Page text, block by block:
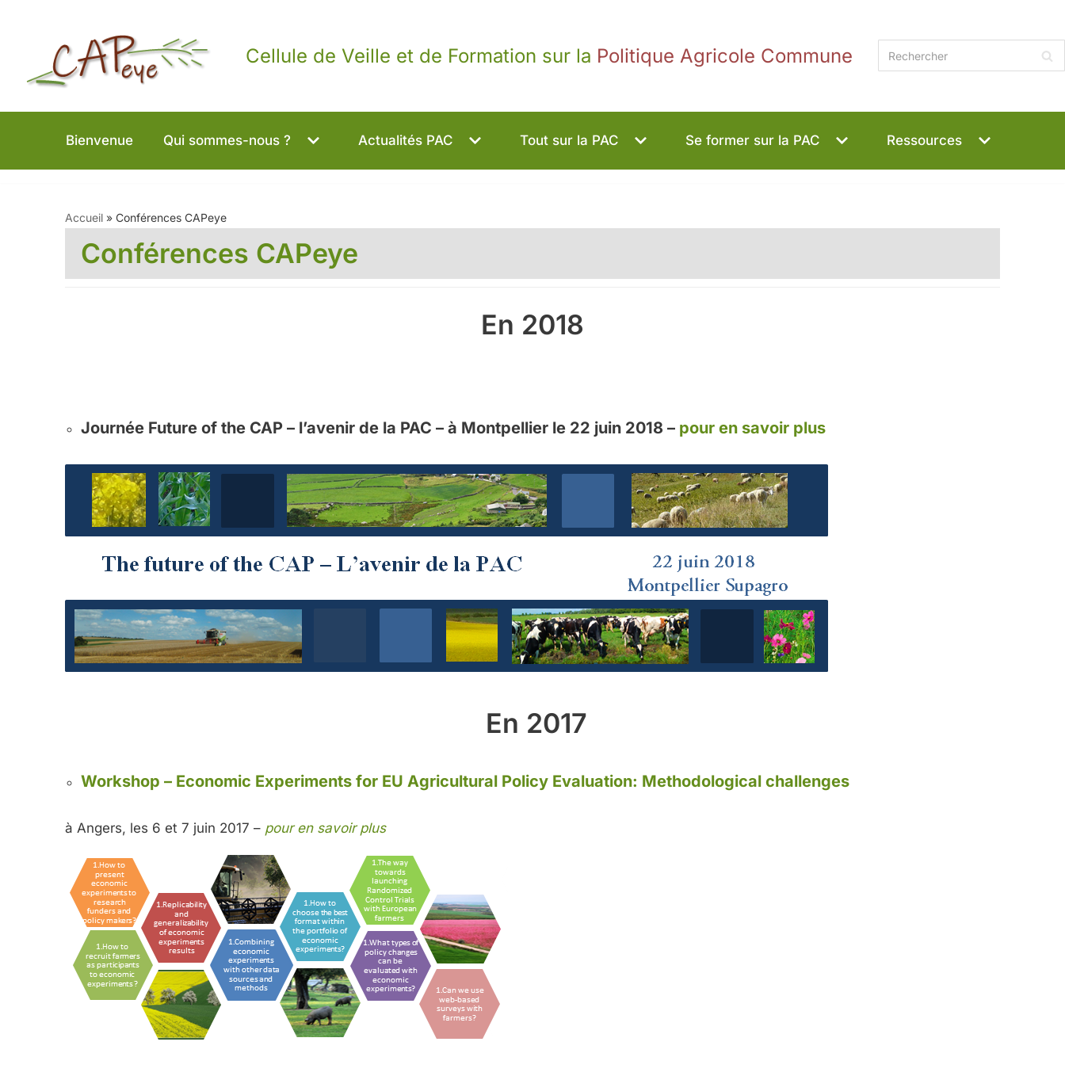
contenu
Cellule de Veille et de Formation sur la Politique Agricole Commune
Bienvenue Qui sommes-nous ? Actualités PAC Tout sur la PAC Se former sur la PAC Ressources
Accueil »Conférences CAPeye
Conférences CAPeye
En 2018
Journée Future of the CAP – l’avenir de la PAC – à Montpellier le 22 juin 2018 – pour en savoir plus
En 2017
Workshop – Economic Experiments for EU Agricultural Policy Evaluation: Methodological challenges
à Angers, les 6 et 7 juin 2017 – pour en savoir plus